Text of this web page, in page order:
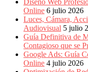
Diseño Web
Online 6 julio 2026
Luces, Cámara,
Audiovisual 5 julio
Guía Definitiva de
Contagioso que se
Google Ads: Guía
Online 4 julio 2026